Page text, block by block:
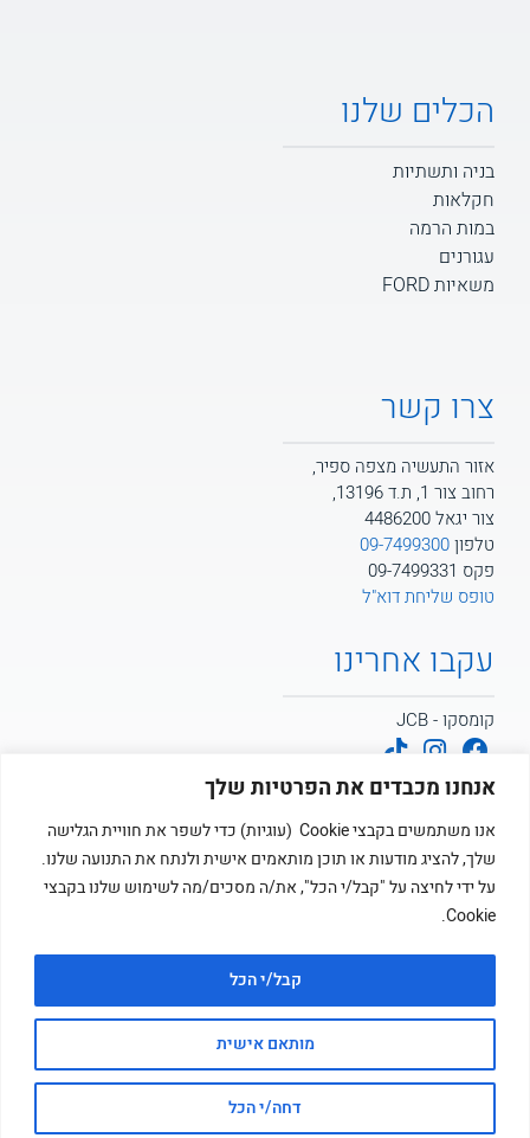
אנחנו מכבדים את הפרטיות שלך
אנו משתמשים בקבצי Cookie (עוגיות) כדי לשפר את חוויית הגלישה
שלך, להציג מודעות או תוכן מותאמים אישית ולנתח את התנועה שלנו.
על ידי לחיצה על "קבל/י הכל", את/ה מסכים/מה לשימוש שלנו בקבצי
Cookie.
מותאם אישית
דחה/י הכל
קבל/י הכל
הכלים שלנו
בניה ותשתיות
חקלאות
במות הרמה
עגורנים
משאיות FORD
צרו קשר
אזור התעשיה מצפה ספיר,
רחוב צור 1, ת.ד 13196,
צור יגאל 4486200
טלפון09-7499300
פקס 09-7499331
טופס שליחת דוא"ל
עקבו אחרינו
קומסקו - JCB
קומסקו - POTAIN
קומסקו
© כל הזכויות שמורות לקומסקו בע”מ ציוד מכני ושיטות בניה
אתר מנוהל על ידיזוטארו